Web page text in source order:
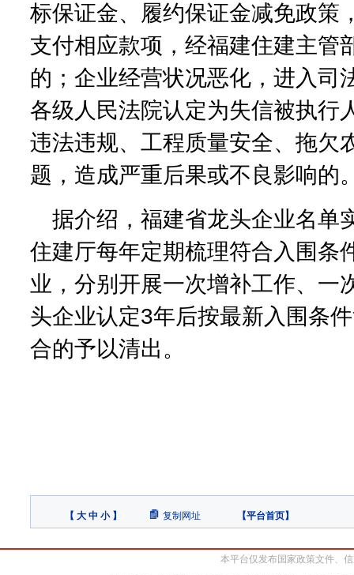
标保证金、履约保证金减免政策
支付相应款项，经福建住建主管
的；企业经营状况恶化，进入司
各级人民法院认定为失信被执行
违法违规、工程质量安全、拖欠
题，造成严重后果或不良影响的
据介绍，福建省龙头企业名单
住建厅每年定期梳理符合入围条
业，分别开展一次增补工作、一
头企业认定3年后按最新入围条
合的予以清出。
【 大 中 小】 复制网址 【平台首页】
本平台仅发布国家政策文件、